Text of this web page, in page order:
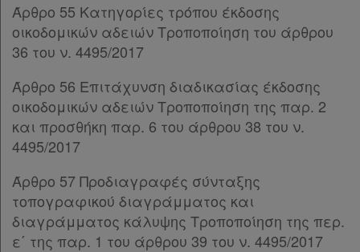
Παρ.1
Παρ.2
Παρ.3
Παρ.4
Παρ.5
Παρ.6
Άρθρο 97
Άρθρο 98
Παρ.1
Παρ.1α
ΚΕΦΑΛΑΙΟ Ι΄ [-]
Άρθρο 99
Άρθρο 55 Κατηγορίες τρόπου έκδοσης
οικοδομικών αδειών Τροποποίηση του άρθρου
36 του ν. 4495/2017
Άρθρο 56 Επιτάχυνση διαδικασίας έκδοσης
οικοδομικών αδειών Τροποποίηση της παρ. 2
και προσθήκη παρ. 6 του άρθρου 38 του ν.
4495/2017
Άρθρο 57 Προδιαγραφές σύνταξης
τοπογραφικού διαγράμματος και
διαγράμματος κάλυψης Τροποποίηση της περ.
ε΄ της παρ. 1 του άρθρου 39 του ν. 4495/2017